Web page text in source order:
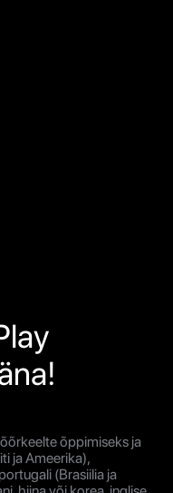
õppimiseks ja
ja Ameerika),
(Brasiilia ja